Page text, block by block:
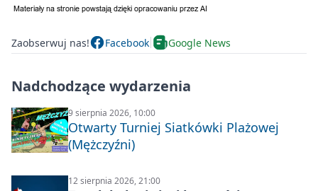
Zaobserwuj nas! Facebook Google News
Nadchodzące wydarzenia
9 sierpnia 2026, 10:00
Otwarty Turniej Siatkówki Plażowej
(Mężczyźni)
12 sierpnia 2026, 21:00